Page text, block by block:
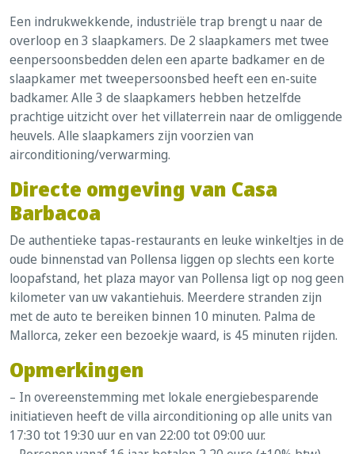
Een indrukwekkende, industriële trap brengt u naar de
overloop en 3 slaapkamers. De 2 slaapkamers met twee
eenpersoonsbedden delen een aparte badkamer en de
slaapkamer met tweepersoonsbed heeft een en-suite
badkamer. Alle 3 de slaapkamers hebben hetzelfde
prachtige uitzicht over het villaterrein naar de omliggende
heuvels. Alle slaapkamers zijn voorzien van
airconditioning/verwarming.
Directe omgeving van Casa
Barbacoa
De authentieke tapas-restaurants en leuke winkeltjes in de
oude binnenstad van Pollensa liggen op slechts een korte
loopafstand, het plaza mayor van Pollensa ligt op nog geen
kilometer van uw vakantiehuis. Meerdere stranden zijn
met de auto te bereiken binnen 10 minuten. Palma de
Mallorca, zeker een bezoekje waard, is 45 minuten rijden.
Opmerkingen
– In overeenstemming met lokale energiebesparende
initiatieven heeft de villa airconditioning op alle units van
17:30 tot 19:30 uur en van 22:00 tot 09:00 uur.